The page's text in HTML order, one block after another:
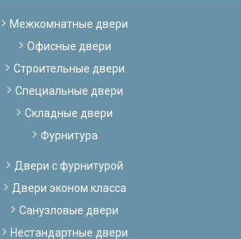
Межкомнатные двери
Офисные двери
Строительные двери
Специальные двери
Складные двери
Фурнитура
Двери с фурнитурой
Двери эконом класса
Санузловые двери
Нестандартные двери